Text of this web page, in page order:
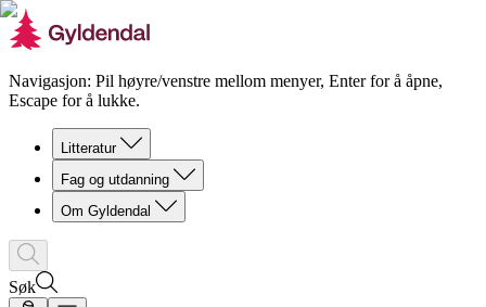
Navigasjon: Pil høyre/venstre mellom menyer, Enter for å åpne,
Escape for å lukke.
Litteratur
Fag og utdanning
Om Gyldendal
Søk